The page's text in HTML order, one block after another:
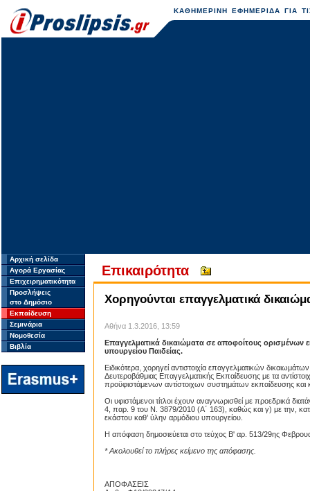
ΚΑΘΗΜΕΡΙΝΗ ΕΦΗΜΕΡΙΔΑ ΓΙΑ
Αρχική σελίδα
Αγορά Εργασίας
Επιχειρηματικότητα
Προσλήψεις
στο Δημόσιο
Εκπαίδευση
Σεμινάρια
Νομοθεσία
Βιβλία
Επικαιρότητα
Χορηγούνται επαγγελματικά
Αθήνα 1.3.2016, 13:59
Επαγγελματικά δικαιώματα σε αποφοίτους
υπουργείου Παιδείας.
Ειδικότερα, χορηγεί αντιστοιχία επαγγελματικών
Δευτεροβάθμιας Επαγγελματικής Εκπαίδευσης με τα
προϋφιστάμενων αντίστοιχων συστημάτων εκπαίδευσης και
Οι υφιστάμενοι τίτλοι έχουν αναγνωρισθεί με προεδρικά
4, παρ. 9 του Ν. 3879/2010 (Α΄ 163), καθώς και γ) με την,
εκάστου καθ’ ύλην αρμόδιου υπουργείου.
Η απόφαση δημοσιεύεται στο τεύχος Β' αρ. 513/29ης
* Ακολουθεί το πλήρες κείμενο της απόφασης.
ΑΠΟΦΑΣΕΙΣ